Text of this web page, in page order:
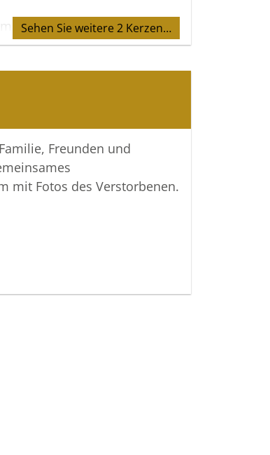
Abend
Sehen Sie weitere 2 Kerzen…
Freunden und
mit Fotos des Verstorbenen.